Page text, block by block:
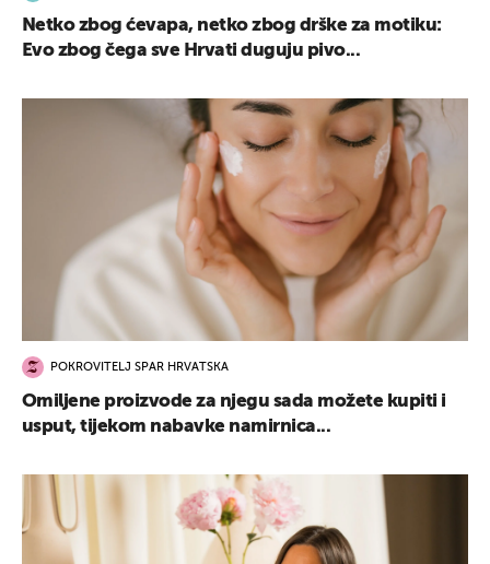
Netko zbog ćevapa, netko zbog drške za motiku:
Evo zbog čega sve Hrvati duguju pivo...
POKROVITELJ SPAR HRVATSKA
Omiljene proizvode za njegu sada možete kupiti i
usput, tijekom nabavke namirnica...